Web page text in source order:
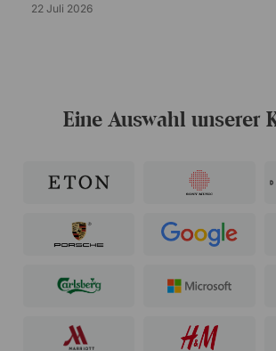
22 Juli 2026
Eine Auswahl unserer